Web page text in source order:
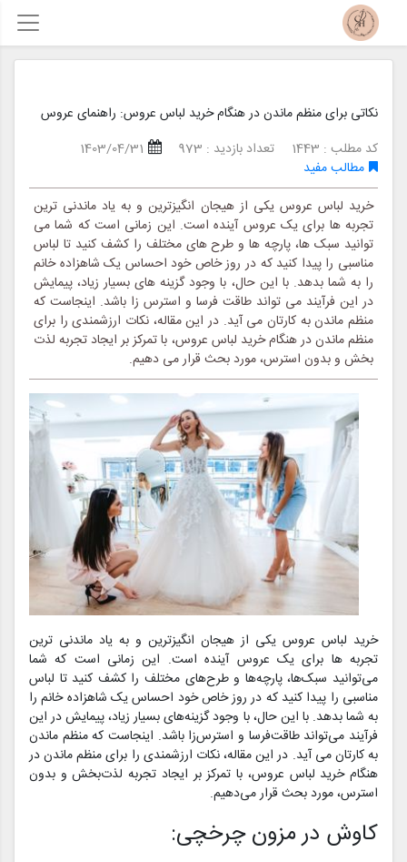
نکاتی برای منظم ماندن در هنگام خرید لباس عروس: راهنمای عروس
کد مطلب : 1443
تعداد بازدید : 973
1403/04/31
مطالب مفید
خرید لباس عروس یکی از هیجان انگیزترین و به یاد ماندنی ترین
تجربه ها برای یک عروس آینده است. این زمانی است که شما می
توانید سبک ها، پارچه ها و طرح های مختلف را کشف کنید تا لباس
مناسبی را پیدا کنید که در روز خاص خود احساس یک شاهزاده خانم
را به شما بدهد. با این حال، با وجود گزینه های بسیار زیاد، پیمایش
در این فرآیند می تواند طاقت فرسا و استرس زا باشد. اینجاست که
منظم ماندن به کارتان می آید. در این مقاله، نکات ارزشمندی را برای
منظم ماندن در هنگام خرید لباس عروس، با تمرکز بر ایجاد تجربه لذت
بخش و بدون استرس، مورد بحث قرار می دهیم.
خرید لباس عروس یکی از هیجان انگیزترین و به یاد ماندنی ترین
تجربه ها برای یک عروس آینده است. این زمانی است که شما
می‌توانید سبک‌ها، پارچه‌ها و طرح‌های مختلف را کشف کنید تا لباس
مناسبی را پیدا کنید که در روز خاص خود احساس یک شاهزاده خانم را
به شما بدهد. با این حال، با وجود گزینه‌های بسیار زیاد، پیمایش در این
فرآیند می‌تواند طاقت‌فرسا و استرس‌زا باشد. اینجاست که منظم ماندن
به کارتان می آید. در این مقاله، نکات ارزشمندی را برای منظم ماندن در
هنگام خرید لباس عروس، با تمرکز بر ایجاد تجربه لذت‌بخش و بدون
استرس، مورد بحث قرار می‌دهیم.
کاوش در مزون چرخچی: